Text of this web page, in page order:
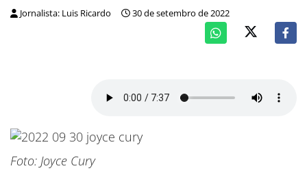
Jornalista: Luis Ricardo 30 de setembro de 2022
Foto: Joyce Cury